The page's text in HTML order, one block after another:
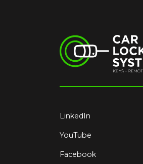
LinkedIn
YouTube
Facebook